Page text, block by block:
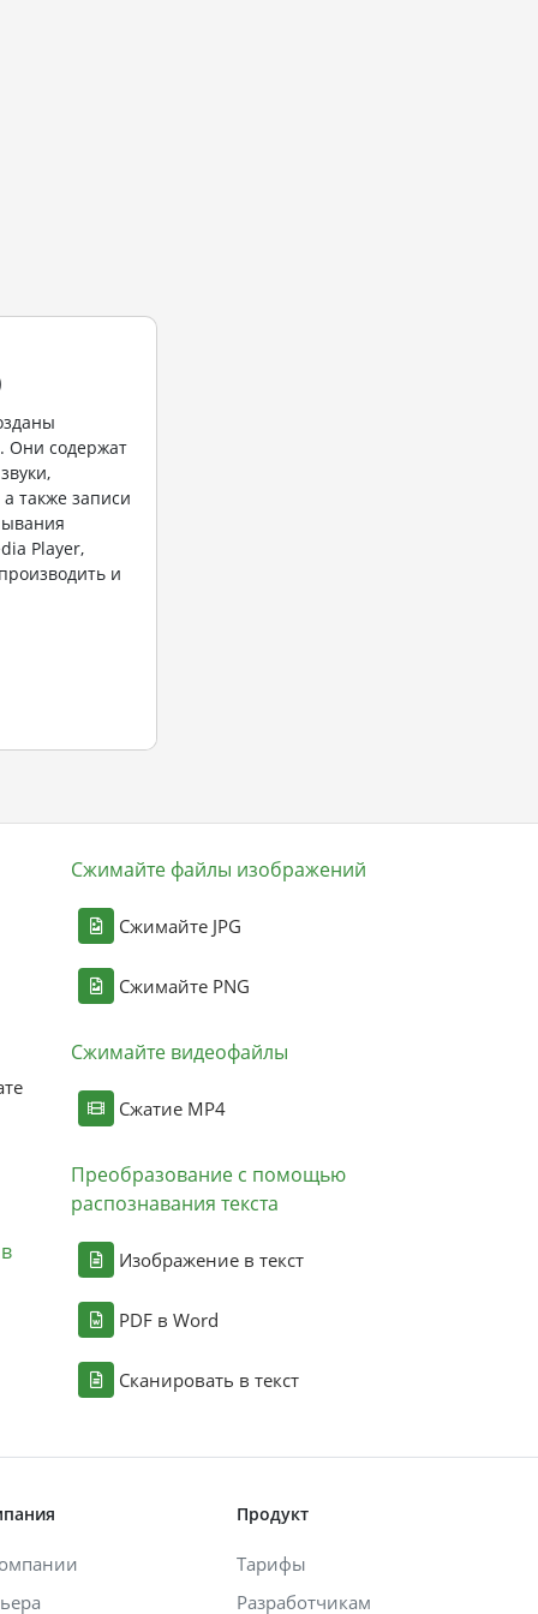
Они содержат
также записи
Player,
и
Сжимайте файлы изображений
Сжимайте JPG
Сжимайте PNG
Сжимайте видеофайлы
Сжатие MP4
Преобразование с помощью
распознавания текста
Изображение в текст
PDF в Word
Сканировать в текст
Продукт
Тарифы
Разработчикам